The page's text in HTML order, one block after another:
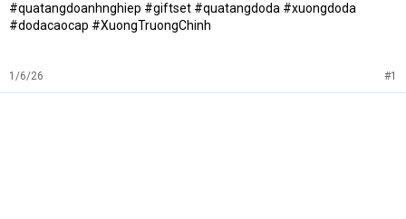
#quatangdoanhnghiep #giftset #quatangdoda #xuongdoda
#dodacaocap #XuongTruongChinh
1/6/26 #1